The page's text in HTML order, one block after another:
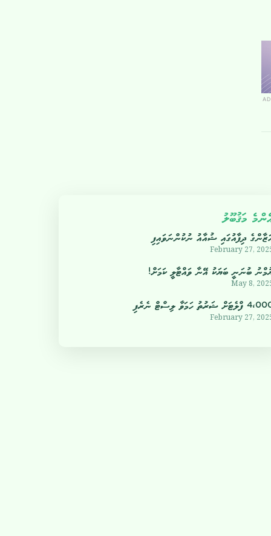
މަޤުބޫލު
ދިފާއުގައި ޝުއާއު ނުކުންނަވައިފި
February 27,
ބުނަނީ ބަޔަކު އޭނާ ވައްޓާލީ ކަމަށް!
May 8,
ފްލެޓަށް ޝަރުތު ހަމަވާ ލިސްޓް ނެރެފި
February 27,